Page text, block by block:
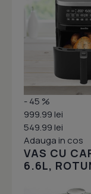
- 45 %
999.99 lei
549.99 lei
Adauga in cos
VAS CU
6.6L,